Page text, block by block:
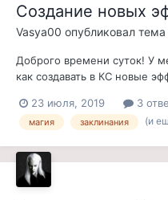
Создание новых
Vasya00 опубликовал тема
Доброго времени суток! У
как создавать в КС новые
должны выполняться уже
Собственно, промежуточная
23 июля, 2019 3
магия заклинания (и